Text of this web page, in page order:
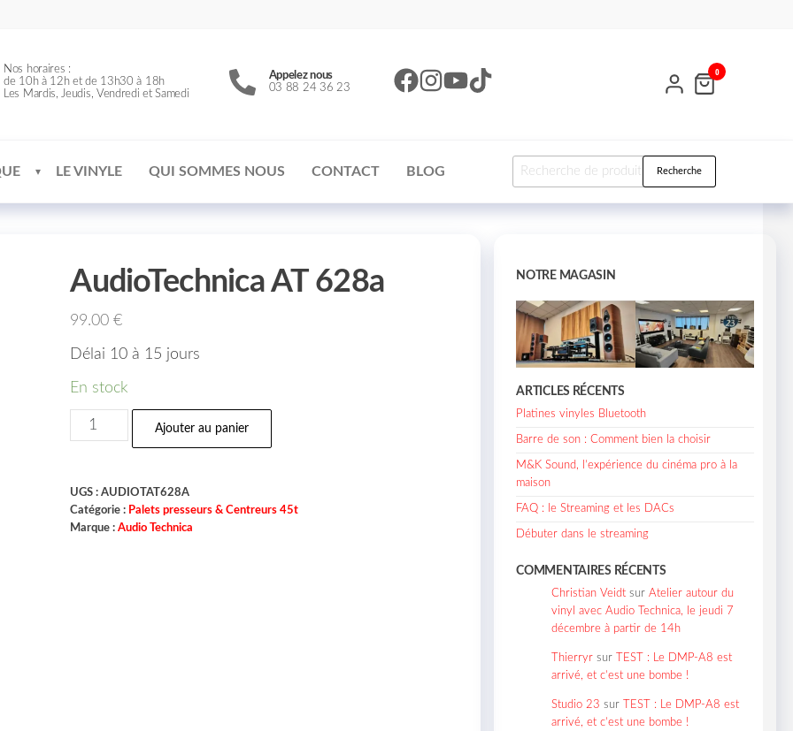
Nos horaires :
de 10h à 12h et de 13h30 à 18h
Les Mardis, Jeudis, Vendredi et Samedi
Appelez nous
03 88 24 36 23
0
LE VINYLE QUI SOMMES NOUS CONTACT BLOG Recherche
AudioTechnica AT 628a
99.00€
Délai 10 à 15 jours
En stock
Ajouter au panier
UGS :AUDIOTAT628A
Catégorie : Palets presseurs & Centreurs 45t
Marque :Audio Technica
NOTRE MAGASIN
ARTICLES RÉCENTS
Platines vinyles Bluetooth
Barre de son : Comment bien la choisir
M&K Sound, l’expérience du cinéma pro à la
maison
FAQ : le Streaming et les DACs
Débuter dans le streaming
COMMENTAIRES RÉCENTS
Christian Veidt surAtelier autour du
vinyl avec Audio Technica, le jeudi 7
décembre à partir de 14h
Thierryr sur
TEST : Le DMP-A8 est
arrivé, et c’est une bombe !
Studio 23 sur
TEST : Le DMP-A8 est
arrivé, et c’est une bombe !